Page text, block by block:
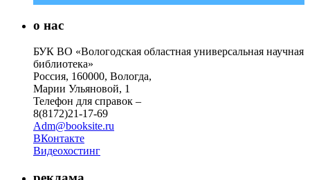
о нас
БУК ВО «Вологодская областная универсальная научная
библиотека»
Россия, 160000, Вологда,
Марии Ульяновой, 1
Телефон для справок –
8(8172)21-17-69
Adm@booksite.ru
ВКонтакте
Видеохостинг